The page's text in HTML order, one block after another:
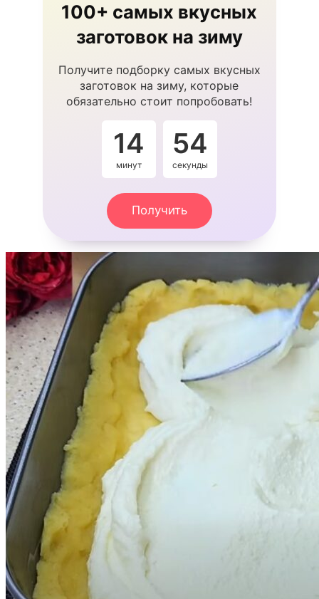
100+ самых вкусных
заготовок на зиму
Получите подборку самых вкусных
заготовок на зиму, которые
обязательно стоит попробовать!
14
минут
53
секунды
Получить